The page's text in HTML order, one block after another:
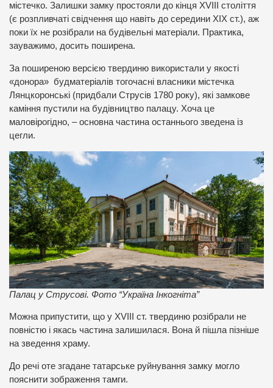
містечко. Залишки замку простояли до кінця XVIII століття
(є розпливчаті свідчення що навіть до середини ХІХ ст.), аж
поки їх не розібрали на будівельні матеріали. Практика,
зауважимо, досить поширена.
За поширеною версією твердиню використали у якості
«донора» будматеріалів тогочасні власники містечка
Лянцкоронські (придбали Струсів 1780 року), які замкове
каміння пустили на будівництво палацу. Хоча це
маловірогідно, – основна частина останнього зведена із
цегли.
Палац у Струсові. Фото “Україна Інкогніта”
Можна припустити, що у XVIII ст. твердиню розібрали не
повністю і якась частина залишилася. Вона й пішла пізніше
на зведення храму.
До речі оте згадане татарське руйнування замку могло
пояснити зображення тамги.